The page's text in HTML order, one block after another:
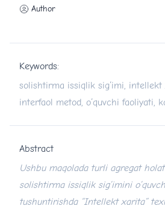
Author
Keywords:
solishtirma issiqlik sig‘imi, intellekt
interfaol metod, o‘quvchi faoliyati,
Abstract
Ushbu maqolada turli agregat
solishtirma issiqlik sig’imini
tushuntirishda “Intellekt xarita”